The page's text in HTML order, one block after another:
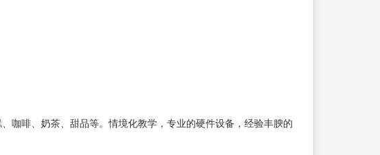
咖啡、奶茶、甜品等。情境化教学，专业的硬件设备，经验丰腴的